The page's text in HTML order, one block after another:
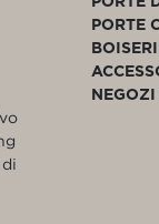
PORTE
NEGOZI